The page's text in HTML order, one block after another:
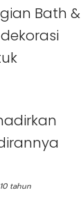
Bath &
tahun